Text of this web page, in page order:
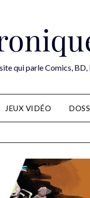
qui parle Comics,
JEUX VIDÉO